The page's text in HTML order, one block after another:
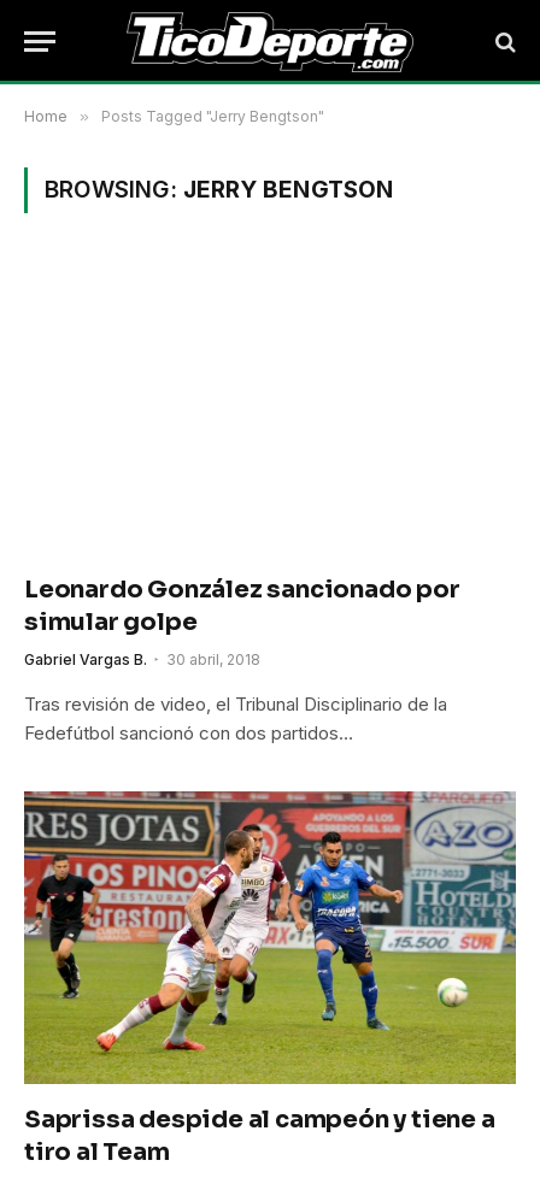
Home » Posts Tagged "Jerry Bengtson"
BROWSING: JERRY BENGTSON
Leonardo González sancionado por
simular golpe
Gabriel Vargas B. 30 abril, 2018
Tras revisión de video, el Tribunal Disciplinario de la
Fedefútbol sancionó con dos partidos…
Saprissa despide al campeón y tiene a
tiro al Team